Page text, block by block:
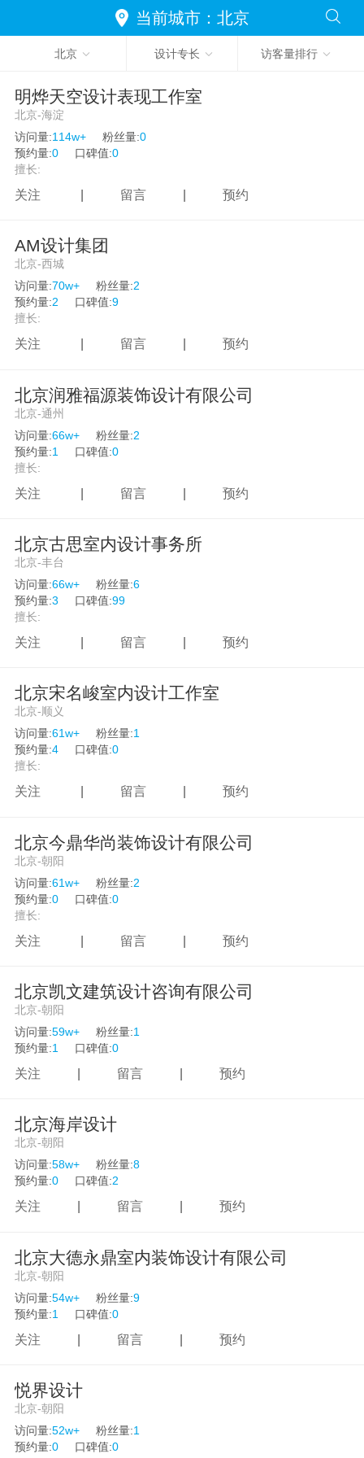
当前城市：北京
北京 设计专长 访客量排行
明烨天空设计表现工作室
北京-海淀
访问量:114w+ 粉丝量:0
预约量:0 口碑值:0
擅长:
关注 留言 预约
AM设计集团
北京-西城
访问量:70w+ 粉丝量:2
预约量:2 口碑值:9
擅长:
关注 留言 预约
北京润雅福源装饰设计有限公司
北京-通州
访问量:66w+ 粉丝量:2
预约量:1 口碑值:0
擅长:
关注 留言 预约
北京古思室内设计事务所
北京-丰台
访问量:66w+ 粉丝量:6
预约量:3 口碑值:99
擅长:
关注 留言 预约
北京宋名峻室内设计工作室
北京-顺义
访问量:61w+ 粉丝量:1
预约量:4 口碑值:0
擅长:
关注 留言 预约
北京今鼎华尚装饰设计有限公司
北京-朝阳
访问量:61w+ 粉丝量:2
预约量:0 口碑值:0
擅长:
关注 留言 预约
北京凯文建筑设计咨询有限公司
北京-朝阳
访问量:59w+ 粉丝量:1
预约量:1 口碑值:0
关注 留言 预约
北京海岸设计
北京-朝阳
访问量:58w+ 粉丝量:8
预约量:0 口碑值:2
关注 留言 预约
北京大德永鼎室内装饰设计有限公司
北京-朝阳
访问量:54w+ 粉丝量:9
预约量:1 口碑值:0
关注 留言 预约
悦界设计
北京-朝阳
访问量:52w+ 粉丝量:1
预约量:0 口碑值:0